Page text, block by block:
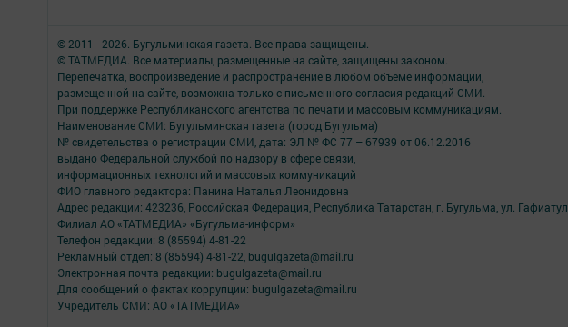
© 2011 - 2026. Бугульминская газета. Все права защищены.
© ТАТМЕДИА. Все материалы, размещенные на сайте, защищены законом.
Перепечатка, воспроизведение и распространение в любом объеме информации,
размещенной на сайте, возможна только с письменного согласия редакций СМИ.
При поддержке Республиканского агентства по печати и массовым коммуникациям.
Наименование СМИ: Бугульминская газета (город Бугульма)
№ свидетельства о регистрации СМИ, дата: ЭЛ № ФС 77 – 67939 от 06.12.2016
выдано Федеральной службой по надзору в сфере связи,
информационных технологий и массовых коммуникаций
ФИО главного редактора: Панина Наталья Леонидовна
Адрес редакции: 423236, Российская Федерация, Республика Татарстан, г. Бугульма, ул.
Филиал АО «ТАТМЕДИА» «Бугульма-информ»
Телефон редакции: 8 (85594) 4-81-22
Рекламный отдел: 8 (85594) 4-81-22, bugulgazeta@mail.ru
Электронная почта редакции: bugulgazeta@mail.ru
Для сообщений о фактах коррупции: bugulgazeta@mail.ru
Учредитель СМИ: АО «ТАТМЕДИА»